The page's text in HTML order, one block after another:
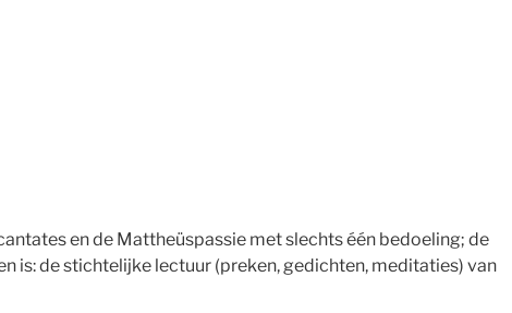
en de Mattheüspassie met slechts één bedoeling; de
is: de stichtelijke lectuur (preken, gedichten, meditaties) van